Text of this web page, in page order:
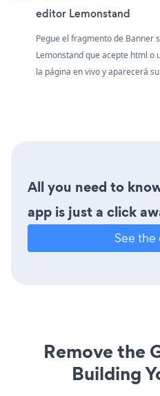
editor Lemonstand
Pegue el fragmento de Banner
Lemonstand que acepte html o
la página en vivo y aparecerá
All you need to
app is just a click
See the
Remove the
Building